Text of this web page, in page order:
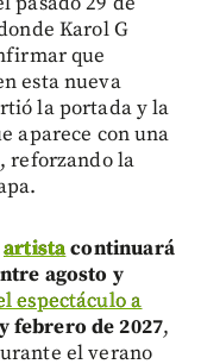
Karol G
que
esta nueva
la portada y la
aparece con una
reforzando la
artistacontinuará
agosto y
espectáculo a
febrero de 2027,
el verano